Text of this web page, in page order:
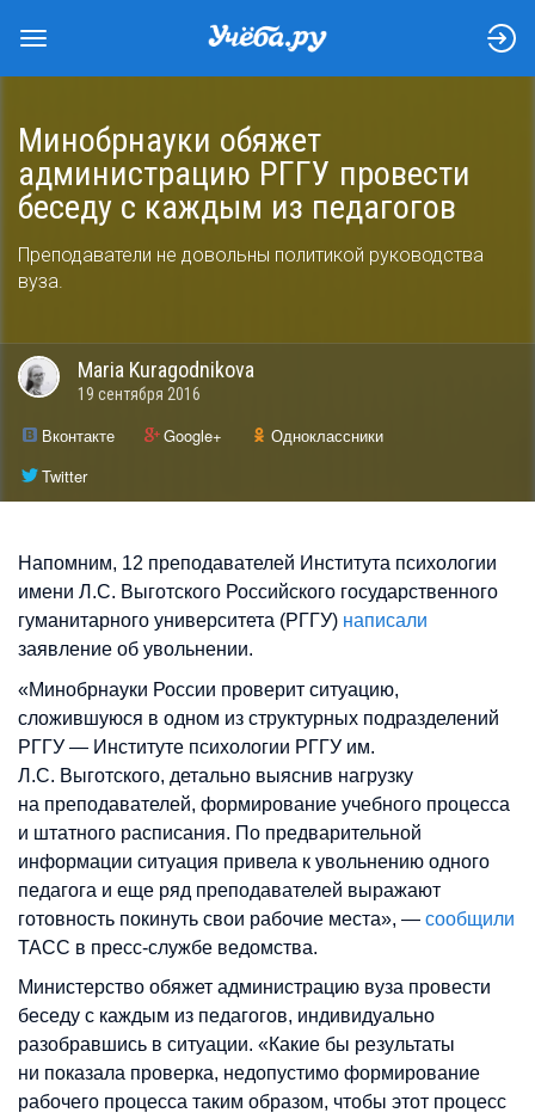
Минобрнауки обяжет
администрацию РГГУ провести
беседу с каждым из педагогов
Преподаватели не довольны политикой руководства
вуза.
Maria Kuragodnikova
19 сентября 2016
Вконтакте Google+
Одноклассники
Twitter
Напомним, 12 преподавателей Института психологии
имени Л.С. Выготского Российского государственного
гуманитарного университета (РГГУ) написали
заявление об увольнении.
«Минобрнауки России проверит ситуацию,
сложившуюся в одном из структурных подразделений
РГГУ — Институте психологии РГГУ им.
Л.С. Выготского, детально выяснив нагрузку
на преподавателей, формирование учебного процесса
и штатного расписания. По предварительной
информации ситуация привела к увольнению одного
педагога и еще ряд преподавателей выражают
готовность покинуть свои рабочие места», — сообщили
ТАСС в пресс-службе ведомства.
Министерство обяжет администрацию вуза провести
беседу с каждым из педагогов, индивидуально
разобравшись в ситуации. «Какие бы результаты
ни показала проверка, недопустимо формирование
рабочего процесса таким образом, чтобы этот процесс